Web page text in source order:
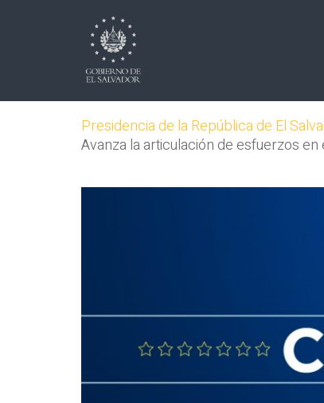
Presidencia de la República de El
Avanza la articulación de esfuerzos